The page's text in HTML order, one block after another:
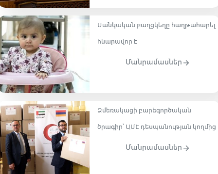
Մանկական քաղցկեղը հաղթահարել
հնարավոր է
Մանրամասներ
Ձմեռակացի բարեգործական
ծրագիր՝ ԱՄԷ դեսպանության կողմից
Մանրամասներ